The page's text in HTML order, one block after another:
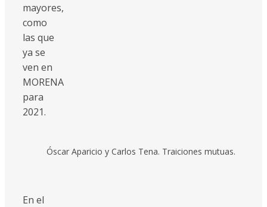
mayores,
como
las que
ya se
ven en
MORENA
para
2021.
Óscar Aparicio y Carlos Tena. Traiciones mutuas.
En el